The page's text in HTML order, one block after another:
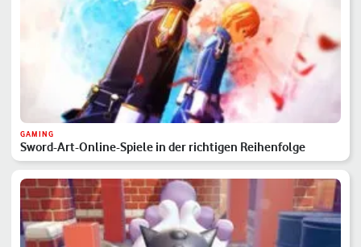
GAMING
Sword-Art-Online-Spiele in der richtigen Reihenfolge